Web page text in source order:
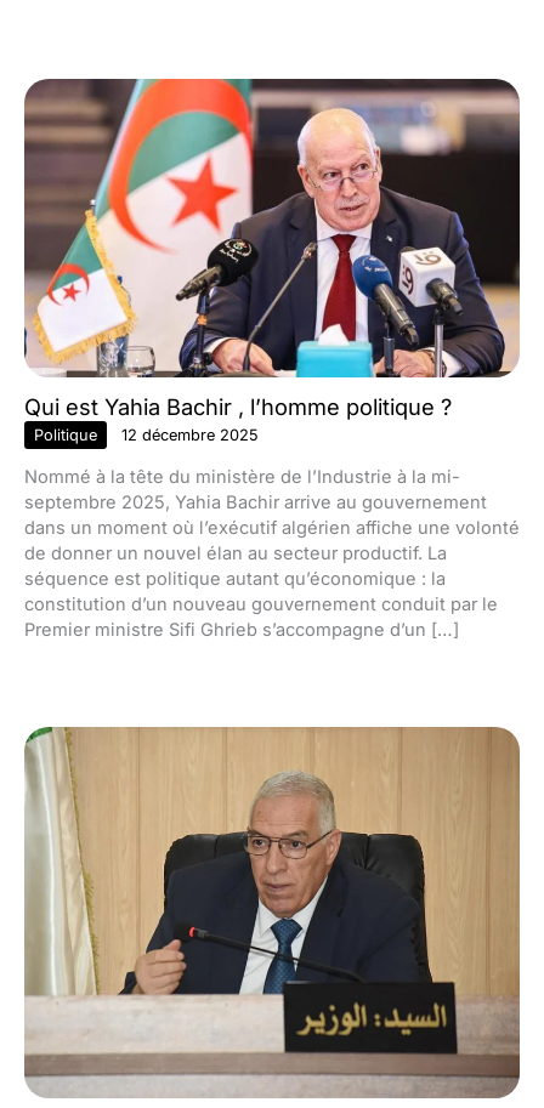
Qui est Yahia Bachir , l’homme politique ?
Politique 12 décembre 2025
Nommé à la tête du ministère de l’Industrie à la mi-
septembre 2025, Yahia Bachir arrive au gouvernement
dans un moment où l’exécutif algérien affiche une volonté
de donner un nouvel élan au secteur productif. La
séquence est politique autant qu’économique : la
constitution d’un nouveau gouvernement conduit par le
Premier ministre Sifi Ghrieb s’accompagne d’un […]